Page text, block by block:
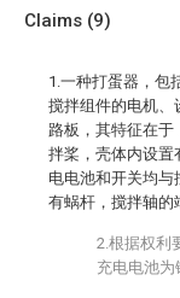
Claims (9)
1.一种打蛋器，包
搅拌组件的电机、
路板，其特征在
拌桨，壳体内设置
电电池和开关均
有蜗杆，搅拌轴的
2.根据权利
充电电池为